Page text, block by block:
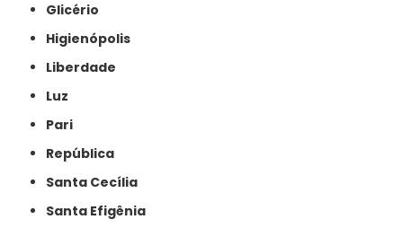
Glicério
Higienópolis
Liberdade
Luz
Pari
República
Santa Cecília
Santa Efigênia